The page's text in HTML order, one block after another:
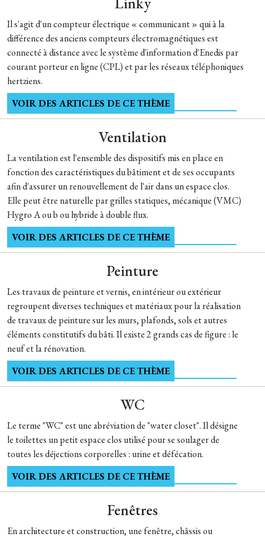
Il s'agit d'un compteur électrique « communicant » qui à la
différence des anciens compteurs électromagnétiques est
connecté à distance avec le système d'information d'Enedis par
courant porteur en ligne (CPL) et par les réseaux téléphoniques
hertziens.
VOIR DES ARTICLES DE CE THÈME
Ventilation
La ventilation est l'ensemble des dispositifs mis en place en
fonction des caractéristiques du bâtiment et de ses occupants
afin d'assurer un renouvellement de l'air dans un espace clos.
Elle peut être naturelle par grilles statiques, mécanique (VMC)
Hygro A ou b ou hybride à double flux.
VOIR DES ARTICLES DE CE THÈME
Peinture
Les travaux de peinture et vernis, en intérieur ou extérieur
regroupent diverses techniques et matériaux pour la réalisation
de travaux de peinture sur les murs, plafonds, sols et autres
éléments constitutifs du bâti. Il existe 2 grands cas de figure : le
neuf et la rénovation.
VOIR DES ARTICLES DE CE THÈME
WC
Le terme "WC" est une abréviation de "water closet". Il désigne
le toilettes un petit espace clos utilisé pour se soulager de
toutes les déjections corporelles : urine et défécation.
VOIR DES ARTICLES DE CE THÈME
Fenêtres
En architecture et construction, une fenêtre, châssis ou